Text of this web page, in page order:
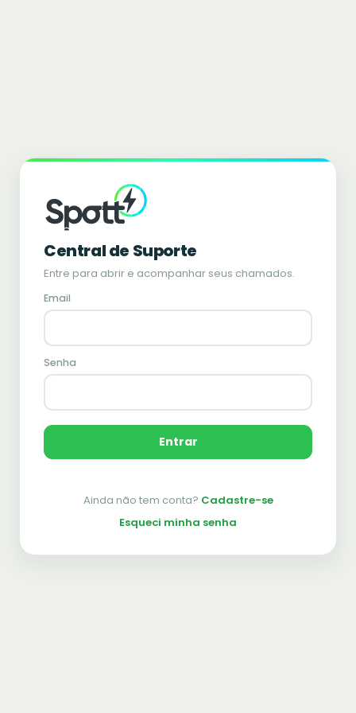
Central de Suporte
Entre para abrir e acompanhar seus chamados.
Email
Senha
Entrar
Ainda não tem conta? Cadastre-se
Esqueci minha senha